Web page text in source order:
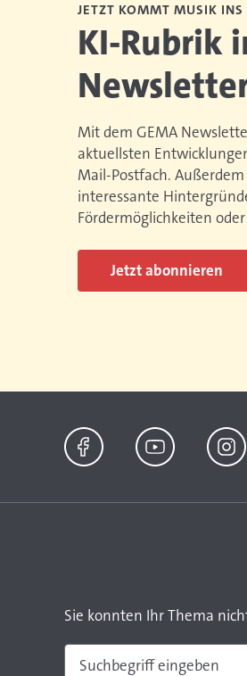
JETZT KOMMT MUSIK INS
KI-Rubrik
Mit dem GEMA
aktuellsten
Mail-Postfach.
interessante
Fördermöglichkeiten
Jetzt abonnieren
Sie konnten Ihr Thema